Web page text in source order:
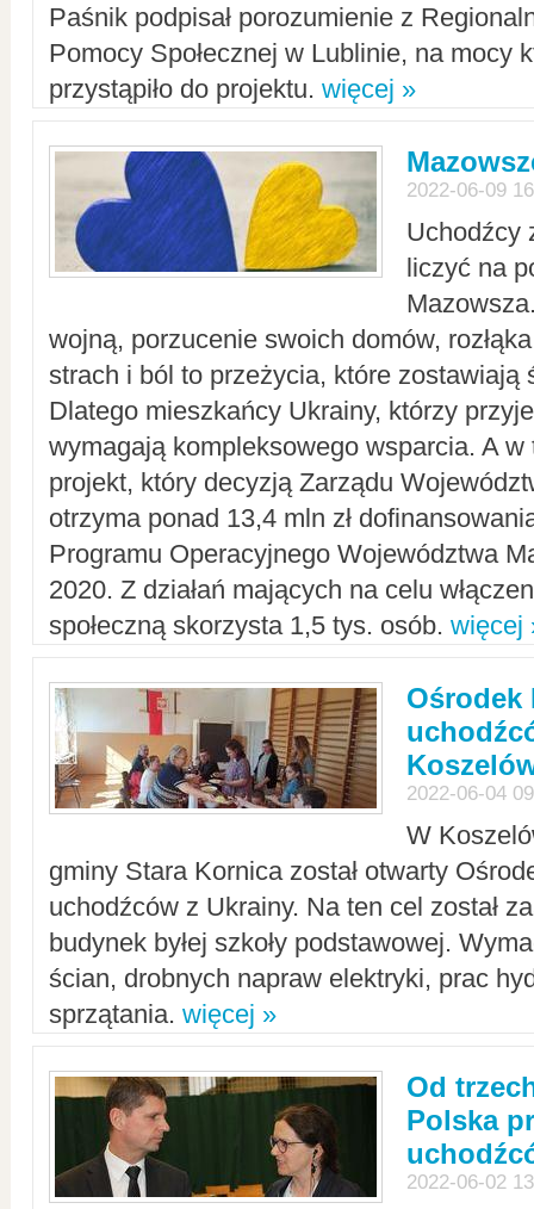
Paśnik podpisał porozumienie z
Pomocy Społecznej w Lublinie, na mocy
przystąpiło do projektu. więcej »
2022-06-09
Uchodźcy
liczyć na
wojną, porzucenie swoich domów,
strach i ból to przeżycia, które zostawiają
Dlatego mieszkańcy Ukrainy, którzy
wymagają kompleksowego wsparcia. A w
projekt, który decyzją Zarządu
otrzyma ponad 13,4 mln zł
Programu Operacyjnego Województwa
2020. Z działań mających na celu
społeczną skorzysta 1,5 tys. osób. więcej
Ośrodek
2022-06-04
W
gminy Stara Kornica został otwarty
uchodźców z Ukrainy. Na ten cel został
budynek byłej szkoły podstawowej.
ścian, drobnych napraw elektryki, prac
sprzątania. więcej »
Od
Polska
2022-06-02